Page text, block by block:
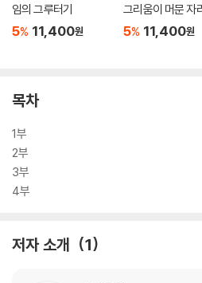
임의 그루터기
5% 11,400원
그리움이 머문 자
5% 11,400원
목차
1부
2부
3부
4부
저자 소개 1